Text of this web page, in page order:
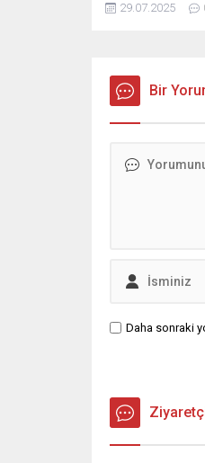
3’ü süresi içinde
29.07.2025
Bir
Daha sonraki